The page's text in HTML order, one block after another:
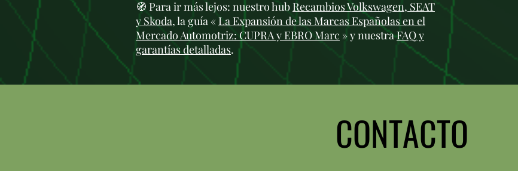
🧭 Para ir más lejos: nuestro hub Recambios Volkswagen, SEAT
y Skoda, la guía « La Expansión de las Marcas Españolas en el
Mercado Automotriz: CUPRA y EBRO Marc » y nuestraFAQ y
garantías detalladas.
CONTACTO